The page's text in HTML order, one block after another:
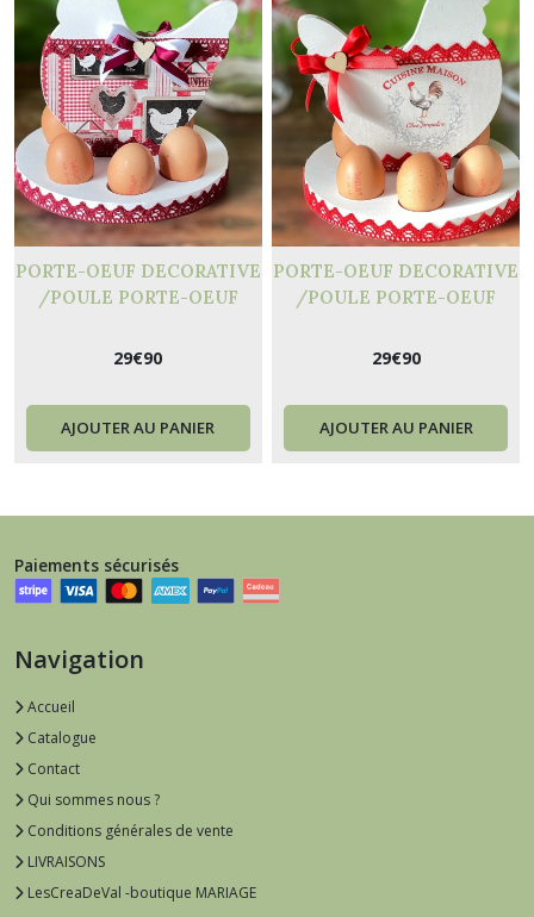
PORTE-OEUF DECORATIVE
/POULE PORTE-OEUF
29€90
AJOUTER AU PANIER
PORTE-OEUF DECORATIVE
/POULE PORTE-OEUF
29€90
AJOUTER AU PANIER
Paiements sécurisés
Navigation
Accueil
Catalogue
Contact
Qui sommes nous ?
Conditions générales de vente
LIVRAISONS
LesCreaDeVal -boutique MARIAGE